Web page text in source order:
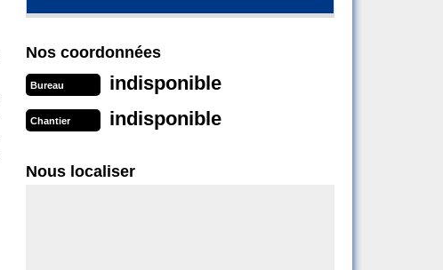
Nos coordonnées
Bureau indisponible
Chantier indisponible
Nous localiser